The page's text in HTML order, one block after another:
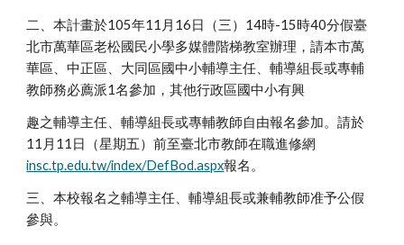
二、本計畫於105年11月16日（三）14時-15時40分假臺
北市萬華區老松國民小學多媒體階梯教室辦理，請本市萬
華區、中正區、大同區國中小輔導主任、輔導組長或專輔
教師務必薦派1名參加，其他行政區國中小有興
趣之輔導主任、輔導組長或專輔教師自由報名參加。請於
11月11日（星期五）前至臺北市教師在職進修網
insc.tp.edu.tw/index/DefBod.aspx報名。
三、本校報名之輔導主任、輔導組長或兼輔教師准予公假
參與。